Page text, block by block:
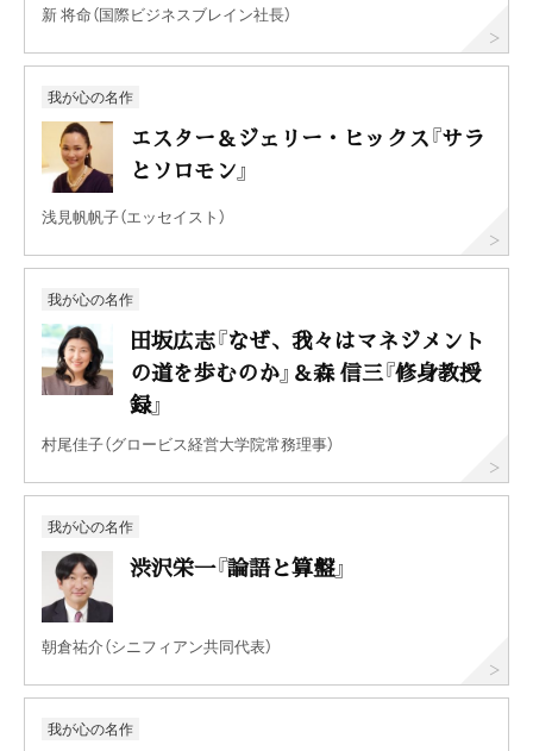
新 将命（国際ビジネスブレイン社長）
我が心の名作
エスター＆ジェリー・ヒックス『サラ
とソロモン』
浅見帆帆子（エッセイスト）
我が心の名作
田坂広志『なぜ、我々はマネジメント
の道を歩むのか』＆森 信三『修身教授
録』
村尾佳子（グロービス経営大学院常務理事）
我が心の名作
渋沢栄一『論語と算盤』
朝倉祐介（シニフィアン共同代表）
我が心の名作